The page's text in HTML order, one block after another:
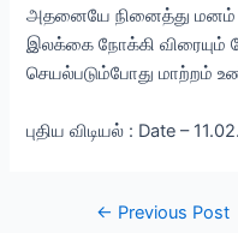
அதனையே நினைத்து மனம்
இலக்கை நோக்கி விரையும்
செயல்படும்போது மாற்றம்
புதிய விடியல் : Date –
Post← Previous Post